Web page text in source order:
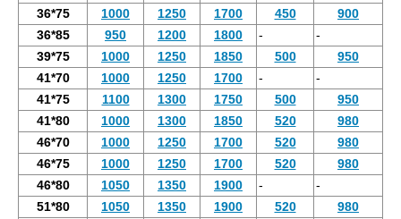
36*75
1000 1250 1700 450
900
36*85
950 1200 1800 -
-
39*75
1000 1250 1850 500
950
41*70
1000 1250 1700 -
-
41*75
1100 1300 1750 500
950
41*80
1000 1300 1850 520
980
46*70
1000 1250 1700 520
980
46*75
1000 1250 1700 520
980
46*80
1050 1350 1900 -
-
51*80
1050 1350 1900 520
980